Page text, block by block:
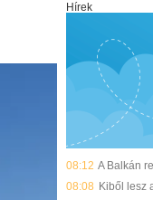
Hírek
08:12 A Balkán
08:08 Kiből lesz